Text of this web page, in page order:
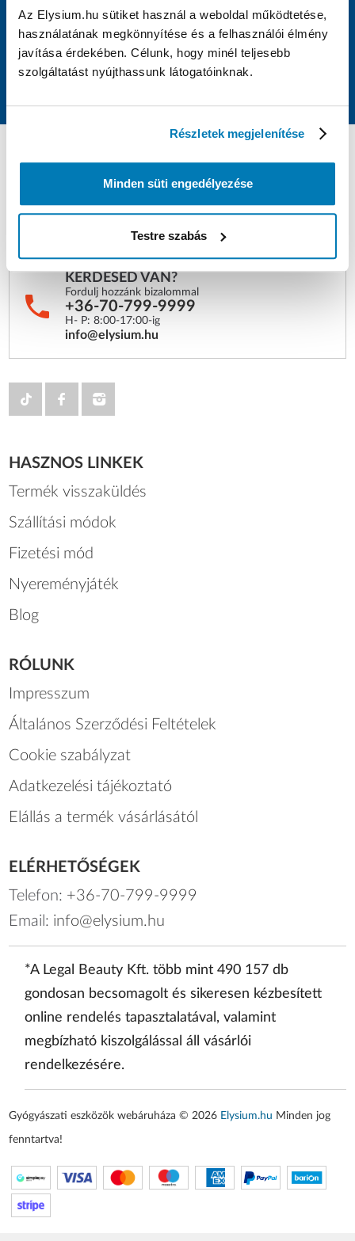
Az Elysium.hu sütiket használ a weboldal működtetése,
használatának megkönnyítése és a felhasználói élmény
javítása érdekében. Célunk, hogy minél teljesebb
szolgáltatást nyújthassunk látogatóinknak.
Részletek megjelenítése
Minden süti engedélyezése
Testre szabás
hírlevelet küldhessen neked új termékekről, akciókról, különleges
FELIRATKOZOK
Lázmérők, vérnyomásmérők, inhalátorok, gyorstesztek, maszkok,
rovarriasztók és egyéb orvostechnikai eszközök akár 1 munkanapos
kiszállítással – közvetlenül raktárról, az Elysium Webáruházból.
KÉRDÉSED VAN?
Fordulj hozzánk bizalommal
+36-70-799-9999
H- P: 8:00-17:00-ig
info@elysium.hu
HASZNOS LINKEK
Termék visszaküldés
Szállítási módok
Fizetési mód
Nyereményjáték
Blog
RÓLUNK
Impresszum
Általános Szerződési Feltételek
Cookie szabályzat
Adatkezelési tájékoztató
Elállás a termék vásárlásától
ELÉRHETŐSÉGEK
Telefon: +36-70-799-9999
Email: info@elysium.hu
*A Legal Beauty Kft. több mint 490 157 db
gondosan becsomagolt és sikeresen kézbesített
online rendelés tapasztalatával, valamint
megbízható kiszolgálással áll vásárlói
rendelkezésére.
Gyógyászati eszközök webáruháza © 2026 Elysium.hu Minden jog
fenntartva!